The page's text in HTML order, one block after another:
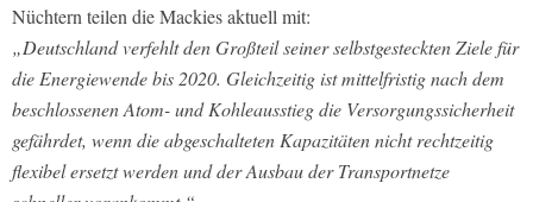
Nüchtern teilen die Mackies aktuell mit:
„Deutschland verfehlt den Großteil seiner selbstgesteckten Ziele für
die Energiewende bis 2020. Gleichzeitig ist mittelfristig nach dem
beschlossenen Atom- und Kohleausstieg die Versorgungssicherheit
gefährdet, wenn die abgeschalteten Kapazitäten nicht rechtzeitig
flexibel ersetzt werden und der Ausbau der Transportnetze